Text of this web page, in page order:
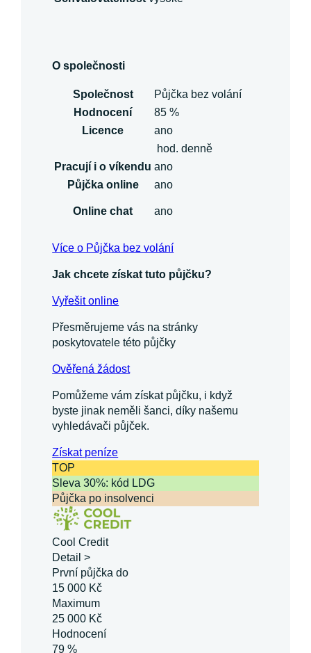
O společnosti
Společnost
Půjčka bez volání
Hodnocení
85 %
Licence
ano
hod. denně
Pracují i o víkendu ano
Půjčka online
ano
Online chat ano
Více o Půjčka bez volání
Jak chcete získat tuto půjčku?
Vyřešit online
Přesměrujeme vás na stránky
poskytovatele této půjčky
Ověřená žádost
Pomůžeme vám získat půjčku, i když
byste jinak neměli šanci, díky našemu
vyhledávači půjček.
Získatpeníze
TOP
Sleva 30%: kód LDG
Půjčka po insolvenci
Cool Credit
Detail >
První půjčka do
15 000 Kč
Maximum
25 000 Kč
Hodnocení
79 %